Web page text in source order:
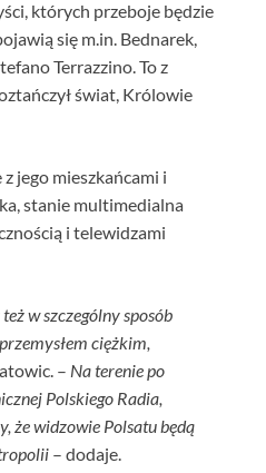
których przeboje będzie
się m.in. Bednarek,
Terrazzino. To z
świat, Królowie
jego mieszkańcami i
stanie multimedialna
i telewidzami
w szczególny sposób
ciężkim,
– Na terenie po
Polskiego Radia,
że widzowie Polsatu będą
– dodaje.